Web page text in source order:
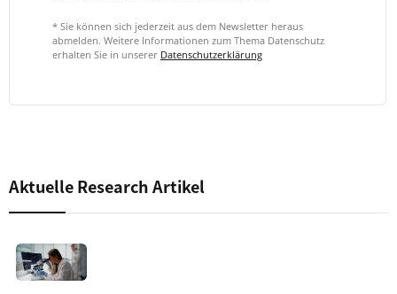
* Sie können sich jederzeit aus dem Newsletter heraus
abmelden. Weitere Informationen zum Thema Datenschutz
erhalten Sie in unserer Datenschutzerklärung
Aktuelle Research Artikel